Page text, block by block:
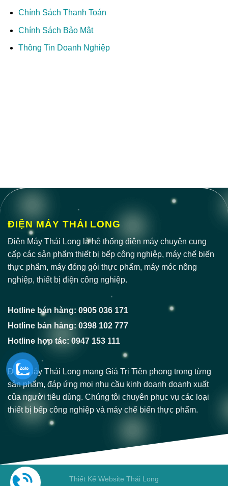
Chính Sách Thanh Toán
Chính Sách Bảo Mật
Thông Tin Doanh Nghiệp
ĐIỆN MÁY THÁI LONG
Điện Máy Thái Long là hệ thống điện máy chuyên cung
cấp các sản phẩm thiết bị bếp công nghiệp, máy chế biến
thực phẩm, máy đóng gói thực phẩm, máy móc nông
nghiệp, thiết bị điện công nghiệp.
Hotline bán hàng: 0905 036 171
Hotline bán hàng: 0398 102 777
Hotline hợp tác: 0947 153 111
Điện Máy Thái Long mang Giá Trị Tiên phong trong từng
sản phẩm, đáp ứng mọi nhu cầu kinh doanh doanh xuất
của người tiêu dùng. Chúng tôi chuyên phục vụ các loại
thiết bị bếp công nghiệp và máy chế biến thực phẩm.
Thiết Kế Website Thái Long